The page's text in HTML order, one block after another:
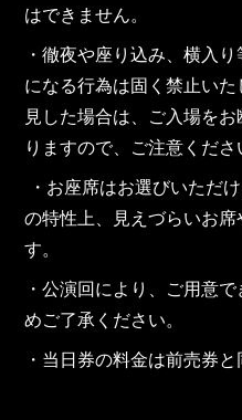
はできません。
・徹夜や座り込み、横入
になる行為は固く禁止い
見した場合は、ご入場を
りますので、ご注意くださ
・お座席はお選びいただ
の特性上、見えづらいお
す。
・公演回により、ご用意
めご了承ください。
・当日券の料金は前売券と